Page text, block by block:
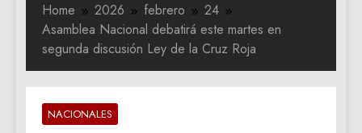
Home 2026 febrero
24
Asamblea Nacional debatirá este martes en
segunda discusión Ley de la Cruz Roja
NACIONALES